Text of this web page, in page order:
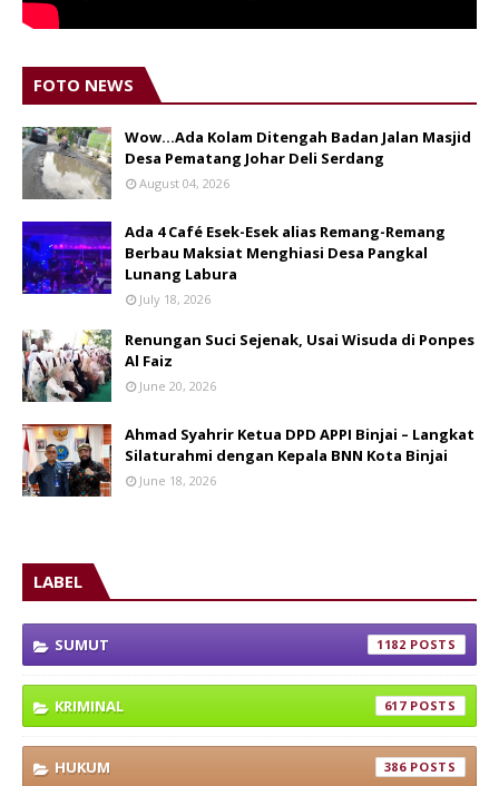
FOTO NEWS
Wow...Ada Kolam Ditengah Badan Jalan Masjid
Desa Pematang Johar Deli Serdang
August 04, 2026
Ada 4 Café Esek-Esek alias Remang-Remang
Berbau Maksiat Menghiasi Desa Pangkal
Lunang Labura
July 18, 2026
Renungan Suci Sejenak, Usai Wisuda di Ponpes
Al Faiz
June 20, 2026
Ahmad Syahrir Ketua DPD APPI Binjai – Langkat
Silaturahmi dengan Kepala BNN Kota Binjai
June 18, 2026
LABEL
SUMUT 1182
KRIMINAL 617
HUKUM 386